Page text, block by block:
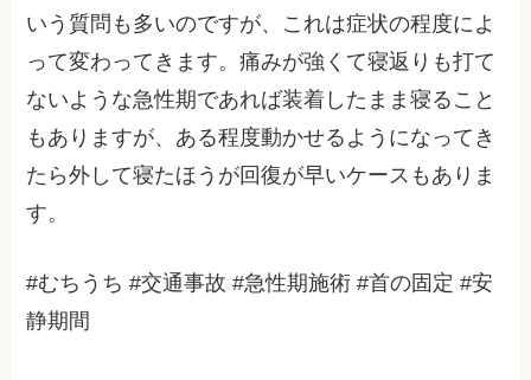
いう質問も多いのですが、これは症状の程度によ
って変わってきます。痛みが強くて寝返りも打て
ないような急性期であれば装着したまま寝ること
もありますが、ある程度動かせるようになってき
たら外して寝たほうが回復が早いケースもありま
す。
#むちうち #交通事故 #急性期施術 #首の固定 #安
静期間